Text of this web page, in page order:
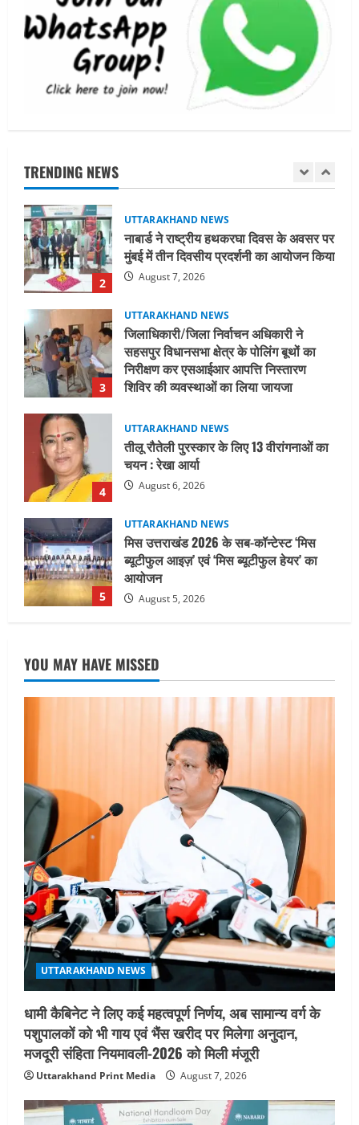
TRENDING NEWS
1
धामी कैबिनेट ने लिए कई महत्वपूर्ण निर्णय, अब
सामान्य वर्ग के पशुपालकों को भी गाय एवं भैंस
खरीद पर मिलेगा अनुदान, मजदूरी संहिता
नियमावली-2026 को मिली मंजूरी
August 7, 2026
2
3
जिलाधिकारी/जिला निर्वाचन अधिकारी ने
सहसपुर विधानसभा क्षेत्र के पोलिंग बूथों का
निरीक्षण कर एसआईआर आपत्ति निस्तारण
शिविर की व्यवस्थाओं का लिया जायजा
4
UTTARAKHAND NEWS
तीलू रौतेली पुरस्कार के लिए 13 वीरांगनाओं का
चयन : रेखा आर्या
August 6, 2026
5
मिस उत्तराखंड 2026 के सब-कॉन्टेस्ट ‘मिस
ब्यूटीफुल आइज़’ एवं ‘मिस ब्यूटीफुल हेयर’ का
आयोजन
August 5, 2026
1
UTTARAKHAND NEWS
धामी कैबिनेट ने लिए कई महत्वपूर्ण निर्णय, अब
सामान्य वर्ग के पशुपालकों को भी गाय एवं भैंस
खरीद पर मिलेगा अनुदान, मजदूरी संहिता
नियमावली-2026 को मिली मंजूरी
2
नाबार्ड ने राष्ट्रीय हथकरघा दिवस के अवसर पर
मुंबई में तीन दिवसीय प्रदर्शनी का आयोजन किया
August 7, 2026
3
UTTARAKHAND NEWS
जिलाधिकारी/जिला निर्वाचन अधिकारी ने
सहसपुर विधानसभा क्षेत्र के पोलिंग बूथों का
निरीक्षण कर एसआईआर आपत्ति निस्तारण
शिविर की व्यवस्थाओं का लिया जायजा
August 6, 2026
4
UTTARAKHAND NEWS
तीलू रौतेली पुरस्कार के लिए 13 वीरांगनाओं का
चयन : रेखा आर्या
August 6, 2026
5
UTTARAKHAND NEWS
मिस उत्तराखंड 2026 के सब-कॉन्टेस्ट ‘मिस
ब्यूटीफुल आइज़’ एवं ‘मिस ब्यूटीफुल हेयर’ का
आयोजन
August 5, 2026
YOU MAY HAVE MISSED
UTTARAKHAND NEWS
धामी कैबिनेट ने लिए कई महत्वपूर्ण निर्णय, अब सामान्य वर्ग के
पशुपालकों को भी गाय एवं भैंस खरीद पर मिलेगा अनुदान,
मजदूरी संहिता नियमावली-2026 को मिली मंजूरी
Uttarakhand Print Media August 7, 2026